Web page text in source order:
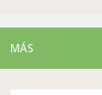
MÁS